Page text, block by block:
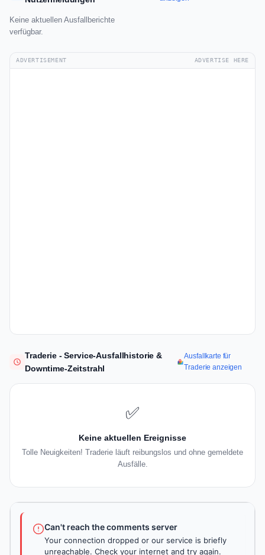
Keine aktuellen Ausfallberichte
verfügbar.
ADVERTISEMENT ADVERTISE HERE
Traderie - Service-Ausfallhistorie &
Downtime-Zeitstrahl
Ausfallkarte für
Traderie anzeigen
✅
Keine aktuellen Ereignisse
Tolle Neuigkeiten! Traderie läuft reibungslos und ohne gemeldete
Ausfälle.
Can't reach the comments server
Your connection dropped or our service is briefly
unreachable. Check your internet and try again.